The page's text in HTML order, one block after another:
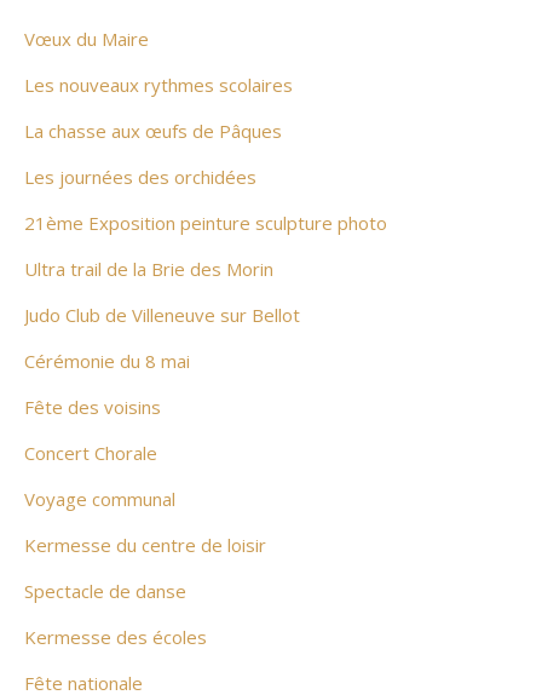
Vœux du Maire
Les nouveaux rythmes scolaires
La chasse aux œufs de Pâques
Les journées des orchidées
21ème Exposition peinture sculpture photo
Ultra trail de la Brie des Morin
Judo Club de Villeneuve sur Bellot
Cérémonie du 8 mai
Fête des voisins
Concert Chorale
Voyage communal
Kermesse du centre de loisir
Spectacle de danse
Kermesse des écoles
Fête nationale